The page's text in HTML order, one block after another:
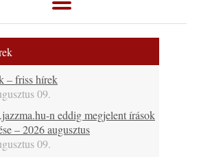
– friss hírek
09.
n eddig megjelent írások
– 2026 augusztus
09.